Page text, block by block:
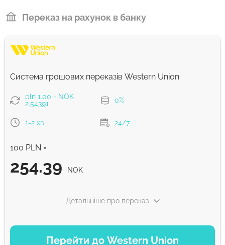
Переказ на рахунок в банку
Система грошових переказів Western Union
pln 1.00 = NOK
2.54391
0%
1-2 хв 24/7
100 PLN =
254.39 NOK
Перейти до Western Union
Детальніше про переказ
ВАРІАНТИ ОПЛАТИ